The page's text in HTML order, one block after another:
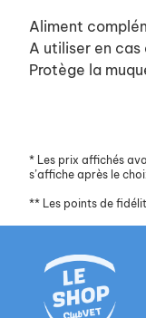
Aliment
A utiliser en
Protège la
* Les prix affichés
s’affiche après le
** Les points de